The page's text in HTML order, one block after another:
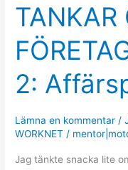
TANKAR
2:
Lämna en kommentar /
WORKNET /
Jag tänkte snacka lite
OCH
TANKAR
OM
FÖRETAGANDE
–
2:
Affärsplan